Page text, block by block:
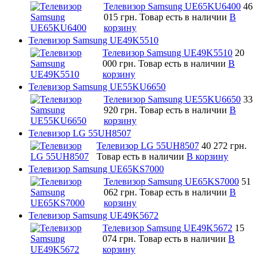
Телевизор Samsung UE65KU6400 46
015 грн. Товар есть в наличии В
корзину
Телевизор Samsung UE49K5510
Телевизор Samsung UE49K5510 20
000 грн. Товар есть в наличии В
корзину
Телевизор Samsung UE55KU6650
Телевизор Samsung UE55KU6650 33
920 грн. Товар есть в наличии В
корзину
Телевизор LG 55UH8507
Телевизор LG 55UH8507 40 272 грн.
Товар есть в наличии В корзину
Телевизор Samsung UE65KS7000
Телевизор Samsung UE65KS7000 51
062 грн. Товар есть в наличии В
корзину
Телевизор Samsung UE49K5672
Телевизор Samsung UE49K5672 15
074 грн. Товар есть в наличии В
корзину